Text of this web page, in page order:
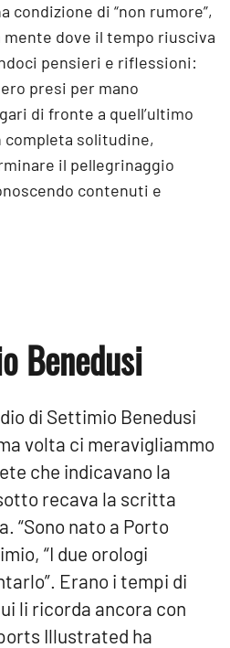
condizione di “non rumore”,
mente dove il tempo riusciva
pensieri e riflessioni:
presi per mano
di fronte a quell’ultimo
solitudine,
il pellegrinaggio
contenuti e
Benedusi
di Settimio Benedusi
volta ci meravigliammo
che indicavano la
recava la scritta
“Sono nato a Porto
“I due orologi
Erano i tempi di
li ricorda ancora con
Illustrated ha